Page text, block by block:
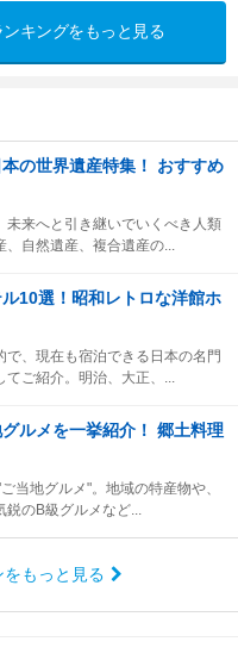
キングをもっと見る
の世界遺産特集！ おすすめ
未来へと引き継いでいくべき人類
自然遺産、複合遺産の...
10選！昭和レトロな洋館ホ
で、現在も宿泊できる日本の名門
ご紹介。明治、大正、...
ルメを一挙紹介！ 郷土料理
当地グルメ"。地域の特産物や、
のB級グルメなど...
もっと見る